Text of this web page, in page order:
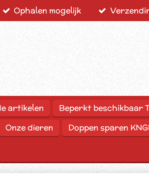
Ophalen mogelijk
artikelen Beperkt beschikbaar
Onze dieren Doppen sparen